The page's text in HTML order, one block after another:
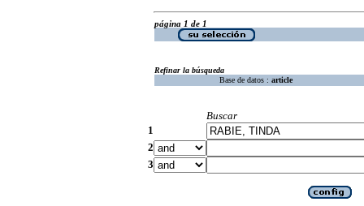
página 1 de 1
Refinar la búsqueda
Base de datos : article
Buscar
1
2
3